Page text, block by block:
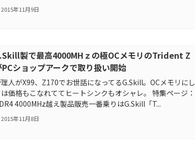
2015年11月9日
製で最高4000MHｚの極OCメモリのTrident Z
ショップアークで取り扱い開始
人がX99、Z170でお世話になってるG.Skill。OCメモリにし
価格もこなれててヒートシンクもオシャレ。 特集ページ：
4000MHz越え製品販売一番乗りはG.Skill「T...
2015年11月8日